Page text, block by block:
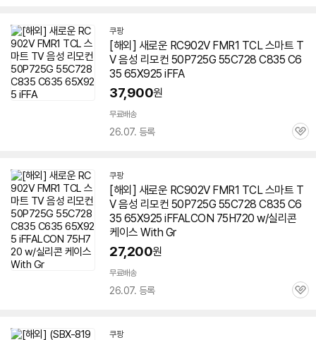
쿠팡
[해외] 새로운 RC902V FMR1 TCL 스마트 T
V 음성 리모컨 50P725G 55C728 C835 C6
35 65X925 iFFA
37,900원
무료배송
26.07. 등록
관
쿠팡
[해외] 새로운 RC902V FMR1 TCL 스마트 T
V 음성 리모컨 50P725G 55C728 C835 C6
35 65X925 iFFALCON 75H720 w/실리콘
케이스 With Gr
27,200원
무료배송
26.07. 등록
관
쿠팡